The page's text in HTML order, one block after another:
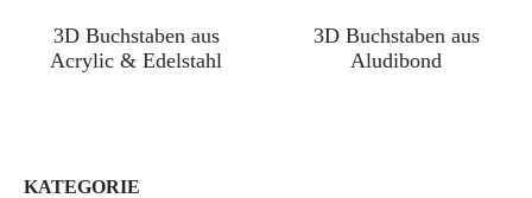
3D Buchstaben aus
Acrylic & Edelstahl
3D Buchstaben aus
Aludibond
KATEGORIE